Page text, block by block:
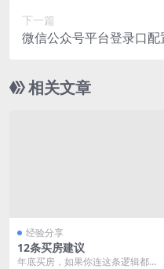
下一篇
微信公众号平台登录口
相关文章
经验分享
12条买房建议
年底买房，如果你连这条逻辑都不